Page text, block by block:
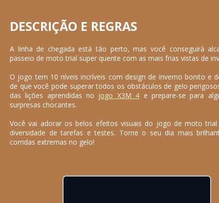
DESCRIÇÃO E REGRAS
A linha de chegada está tão perto, mas você conseguirá
passeio de moto trial super quente com as mais frias vistas de
O jogo tem 10 níveis incríveis com design de inverno bonito e
de que você pode superar todos os obstáculos de gelo
das lições aprendidas no jogo X3M 4 e prepare-se para
surpresas chocantes.
Você vai adorar os belos efeitos visuais do jogo de moto
diversidade de tarefas e testes. Torne o seu dia mais
corridas extremas no gelo!